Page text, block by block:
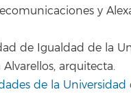
y
de Igualdad de la
arquitecta.
de la Universidad